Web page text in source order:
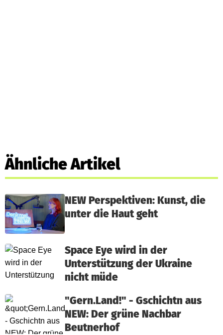
Ähnliche Artikel
NEW Perspektiven: Kunst, die
unter die Haut geht
Space Eye wird in der
Unterstützung der Ukraine
nicht müde
"Gern.Land!" - Gschichtn aus
NEW: Der grüne Nachbar
Beutnerhof